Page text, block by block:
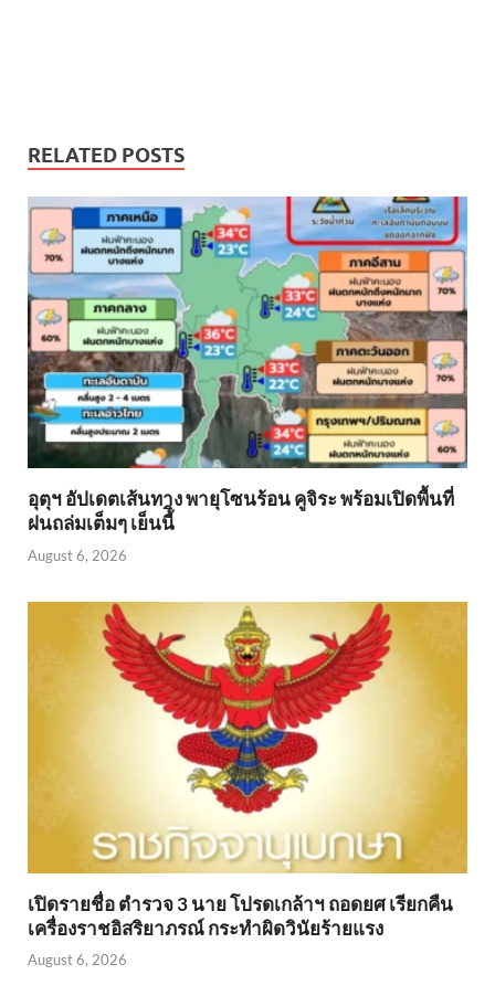
RELATED POSTS
อุตุฯ อัปเดตเส้นทาง พายุโซนร้อน คูจิระ พร้อมเปิดพื้นที่
ฝนถล่มเต็มๆ เย็นนี้ิ
August 6, 2026
เปิดรายชื่อ ตำรวจ 3 นาย โปรดเกล้าฯ ถอดยศ เรียกคืน
เครื่องราชอิสริยาภรณ์ กระทำผิดวินัยร้ายแรง
August 6, 2026